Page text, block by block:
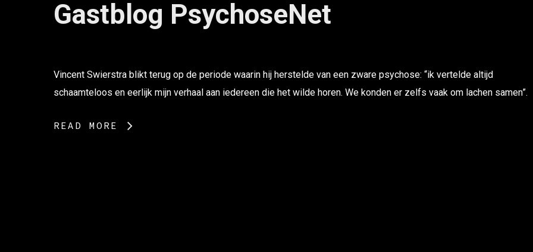
Gastblog PsychoseNet
Vincent Swierstra blikt terug op de periode waarin hij herstelde van een zware psychose: “ik vertelde altijd
schaamteloos en eerlijk mijn verhaal aan iedereen die het wilde horen. We konden er zelfs vaak om lachen samen”.
READ MORE